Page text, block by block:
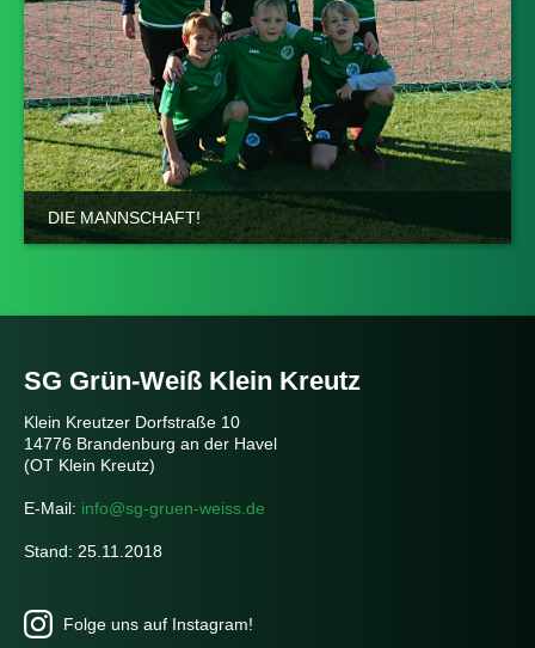
DIE MANNSCHAFT!
SG Grün-Weiß Klein Kreutz
Klein Kreutzer Dorfstraße 10
14776 Brandenburg an der Havel
(OT Klein Kreutz)
E-Mail: info@sg-gruen-weiss.de
Stand: 25.11.2018
Folge uns auf Instagram!